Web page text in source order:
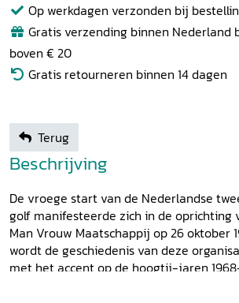
Op werkdagen verzonden bij
Gratis verzending binnen Nederland
boven € 20
Gratis retourneren binnen 14 dagen
Terug
Beschrijving
De vroege start van de Nederlandse
golf manifesteerde zich in de oprichting
Man Vrouw Maatschappij op 26 oktober
wordt de geschiedenis van deze
met het accent op de hoogtij-jaren
karakter van MVM en haar plaats in de